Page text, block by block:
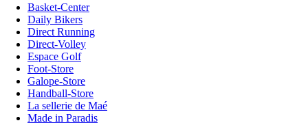
Basket-Center
Daily Bikers
Direct Running
Direct-Volley
Espace Golf
Foot-Store
Galope-Store
Handball-Store
La sellerie de Maé
Made in Paradis